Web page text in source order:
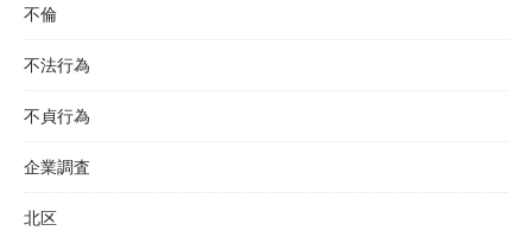
不倫
不法行為
不貞行為
企業調査
北区